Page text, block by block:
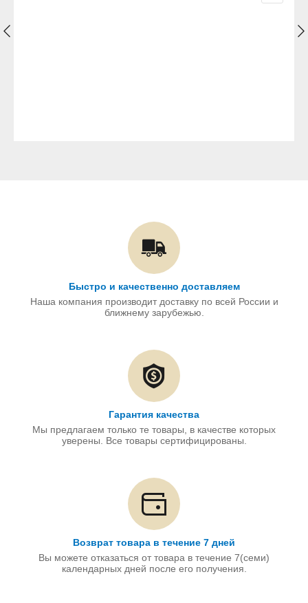
Быстро и качественно доставляем
Наша компания производит доставку по всей России и
ближнему зарубежью.
Гарантия качества
Мы предлагаем только те товары, в качестве которых
уверены. Все товары сертифицированы.
Возврат товара в течение 7 дней
Вы можете отказаться от товара в течение 7(семи)
календарных дней после его получения.